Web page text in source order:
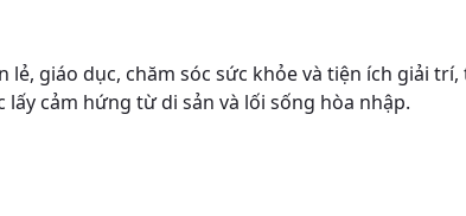
giáo dục, chăm sóc sức khỏe và tiện ích giải
cảm hứng từ di sản và lối sống hòa nhập.